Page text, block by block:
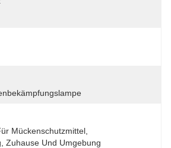
Mückenschutzmittel,
Zuhause Und Umgebung